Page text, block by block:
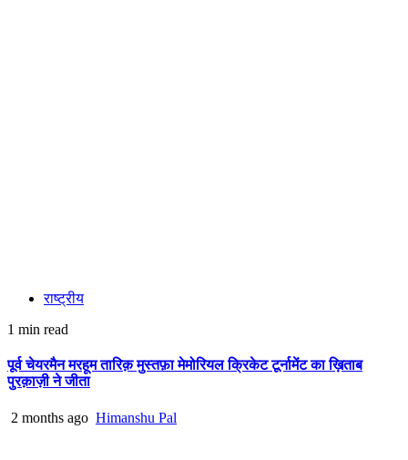
राष्ट्रीय
1 min read
पूर्व चेयरमैन मरहूम तारिक़ मुस्तफ़ा मेमोरियल क्रिकेट टूर्नामेंट का ख़िताब
पुरक़ाज़ी ने जीता
2 months ago Himanshu Pal